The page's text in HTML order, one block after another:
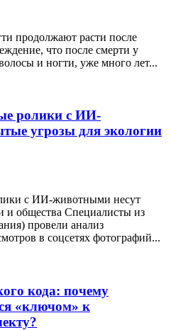
продолжают расти после
что после смерти у
и ногти, уже много лет...
ролики с ИИ-
угрозы для экологии
с ИИ-животными несут
и общества Специалисты из
провели анализ
в соцсетях фотографий...
кода: почему
«ключом» к